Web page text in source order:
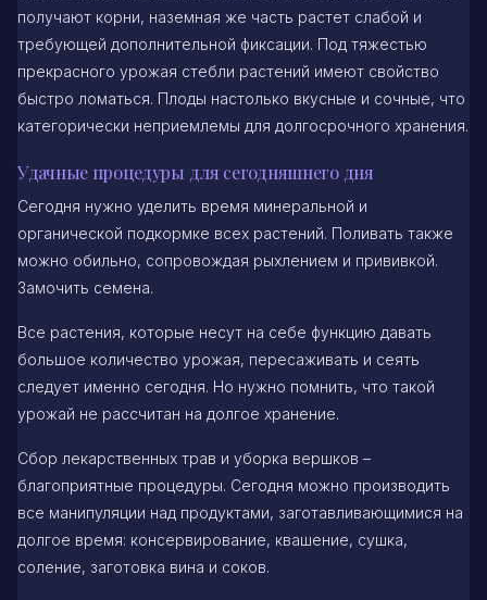
получают корни, наземная же часть растет слабой и
требующей дополнительной фиксации. Под тяжестью
прекрасного урожая стебли растений имеют свойство
быстро ломаться. Плоды настолько вкусные и сочные, что
категорически неприемлемы для долгосрочного хранения.
Удачные процедуры для сегодняшнего дня
Сегодня нужно уделить время минеральной и
органической подкормке всех растений. Поливать также
можно обильно, сопровождая рыхлением и прививкой.
Замочить семена.
Все растения, которые несут на себе функцию давать
большое количество урожая, пересаживать и сеять
следует именно сегодня. Но нужно помнить, что такой
урожай не рассчитан на долгое хранение.
Сбор лекарственных трав и уборка вершков –
благоприятные процедуры. Сегодня можно производить
все манипуляции над продуктами, заготавливающимися на
долгое время: консервирование, квашение, сушка,
соление, заготовка вина и соков.